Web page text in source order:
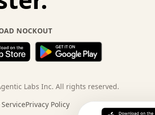
.   .   .   .   .   .   .   .   .
.   .   x   .   .   .   .   .   .
.   .   .   .   .   +   .   .   .
.   .   .   o   .   .   .   .
x   +   .   .   .   .   .   .   .
.   .   .   .   .   .   .   .   .
o   .   +   .   :   .   .   .   .
.   .   .   .   .   .   .   .   .
NOCKOUT
Labs Inc. All rights reserved.
Privacy Policy